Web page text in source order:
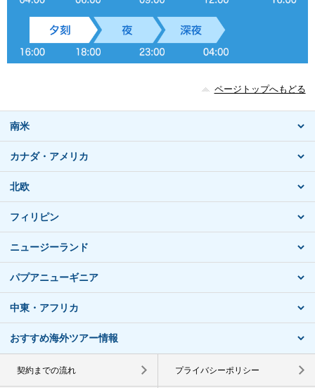
ページトップへもどる
南米
カナダ・アメリカ
北欧
フィリピン
ニュージーランド
パプアニューギニア
中東・アフリカ
おすすめ海外ツアー情報
契約までの流れ プライバシーポリシー